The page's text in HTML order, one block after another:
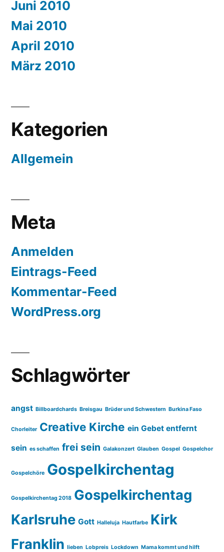
Juni 2010
Mai 2010
April 2010
März 2010
Kategorien
Allgemein
Meta
Anmelden
Eintrags-Feed
Kommentar-Feed
WordPress.org
Schlagwörter
angst Billboardchards Breisgau Brüder und Schwestern Burkina Faso
Chorleiter Creative Kirche ein Gebet entfernt
sein es schaffen frei sein Galakonzert Glauben Gospel Gospelchor
Gospelchöre Gospelkirchentag
Gospelkirchentag 2018 Gospelkirchentag
Karlsruhe Gott Halleluja Hautfarbe Kirk
Franklin lieben Lobpreis Lockdown Mama kommt und hilft